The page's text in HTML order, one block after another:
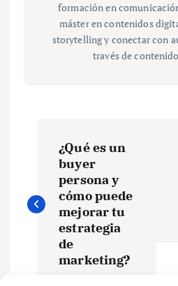
formación en
máster en contenidos
storytelling y conectar con
través de
v
¿Qué es un
buyer
persona y
cómo puede
mejorar tu
estrategia
de
marketing?